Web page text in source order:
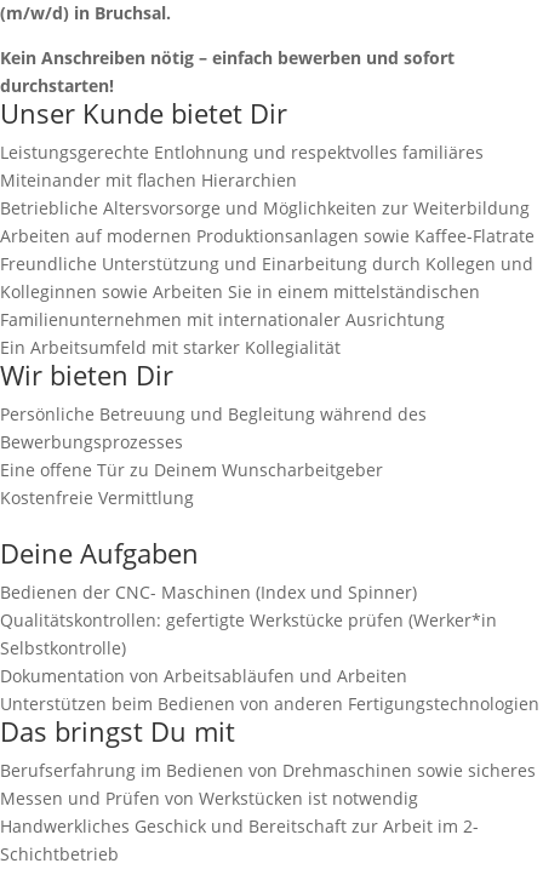
(m/w/d) in Bruchsal.
Kein Anschreiben nötig – einfach bewerben und sofort
durchstarten!
Unser Kunde bietet Dir
Leistungsgerechte Entlohnung und respektvolles familiäres
Miteinander mit flachen Hierarchien
Betriebliche Altersvorsorge und Möglichkeiten zur Weiterbildung
Arbeiten auf modernen Produktionsanlagen sowie Kaffee-Flatrate
Freundliche Unterstützung und Einarbeitung durch Kollegen und
Kolleginnen sowie Arbeiten Sie in einem mittelständischen
Familienunternehmen mit internationaler Ausrichtung
Ein Arbeitsumfeld mit starker Kollegialität
Wir bieten Dir
Persönliche Betreuung und Begleitung während des
Bewerbungsprozesses
Eine offene Tür zu Deinem Wunscharbeitgeber
Kostenfreie Vermittlung
Deine Aufgaben
Bedienen der CNC- Maschinen (Index und Spinner)
Qualitätskontrollen: gefertigte Werkstücke prüfen (Werker*in
Selbstkontrolle)
Dokumentation von Arbeitsabläufen und Arbeiten
Unterstützen beim Bedienen von anderen Fertigungstechnologien
Das bringst Du mit
Berufserfahrung im Bedienen von Drehmaschinen sowie sicheres
Messen und Prüfen von Werkstücken ist notwendig
Handwerkliches Geschick und Bereitschaft zur Arbeit im 2-
Schichtbetrieb